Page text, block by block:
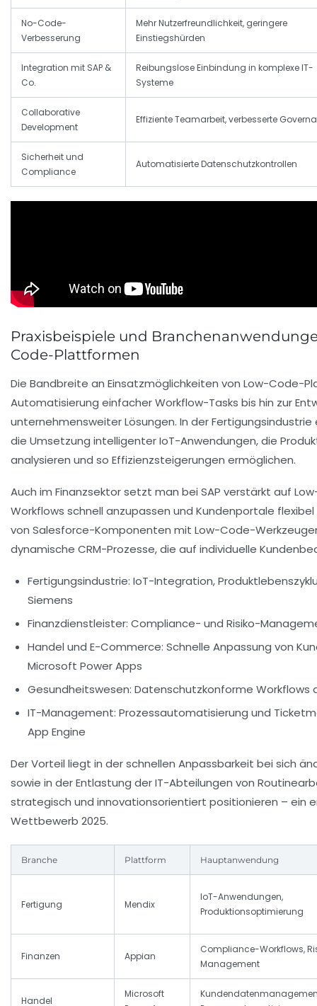
No-Code-
Verbesserung
Mehr Nutzerfreundlichkeit, geringere
Einstiegshürden
Integration mit SAP &
Co.
Reibungslose Einbindung in komplexe IT-
Systeme
Collaborative
Development
Effiziente Teamarbeit, verbesserte
Sicherheit und
Compliance
Automatisierte Datenschutzkontrollen
Praxisbeispiele und
Code-Plattformen
Die Bandbreite an Einsatzmöglichkeiten von Low-Code-
Automatisierung einfacher Workflow-Tasks bis hin zur
unternehmensweiter Lösungen. In der
die Umsetzung intelligenter IoT-Anwendungen, die
analysieren und so Effizienzsteigerungen ermöglichen.
Auch im Finanzsektor setzt man bei SAP verstärkt auf
Workflows schnell anzupassen und Kundenportale
von Salesforce-Komponenten mit Low-Code-
dynamische CRM-Prozesse, die auf individuelle
Fertigungsindustrie: IoT-Integration,
Siemens
Finanzdienstleister: Compliance- und Risiko-
Handel und E-Commerce: Schnelle Anpassung von
Microsoft Power Apps
Gesundheitswesen: Datenschutzkonforme Workflows
IT-Management: Prozessautomatisierung und
App Engine
Der Vorteil liegt in der schnellen Anpassbarkeit bei sich
sowie in der Entlastung der IT-Abteilungen von
strategisch und innovationsorientiert positionieren – ein
Wettbewerb 2025.
Branche Plattform Hauptanwendung
Fertigung Mendix
IoT-Anwendungen,
Produktionsoptimierung
Finanzen Appian
Compliance-Workflows,
Management
Handel
Microsoft